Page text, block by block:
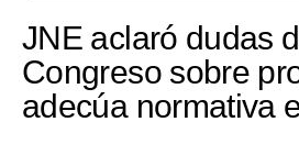
Economía
Mercados
JNE aclaró dudas
Congreso sobre
adecúa normativa